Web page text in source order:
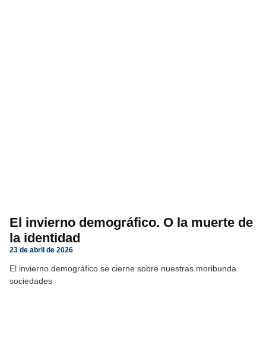
El invierno demográfico. O la muerte de
la identidad
23 de abril de 2026
El invierno demográfico se cierne sobre nuestras moribunda
sociedades